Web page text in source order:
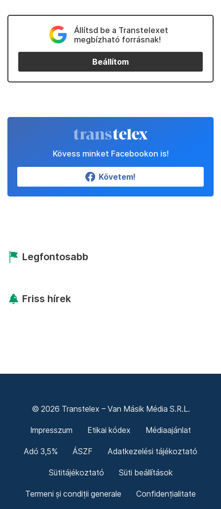
Állítsd be a Transtelexet
megbízható forrásnak!
Beállítom
Kövess minket Facebookon is!
Követem!
Legfontosabb
Friss hírek
© 2026 Transtelex – Van Másik Média S.R.L.
Impresszum Etikai kódex Médiaajánlat
Adó 3,5% ÁSZF Adatkezelési tájékoztató
Sütitájékoztató Süti beállítások
Termeni și condiții generale Confidențialitate